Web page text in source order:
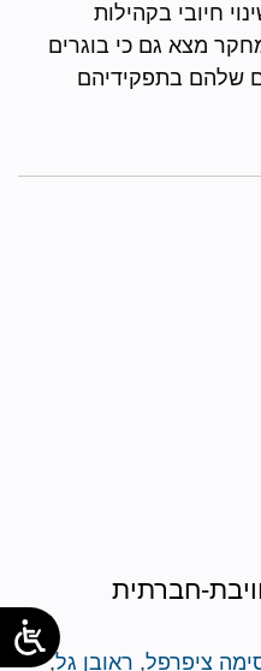
חיובי בקהילות
מצא גם כי בוגרים
שלהם בתפקידיהם
חברתית
ציפרפל, ראובן גל,